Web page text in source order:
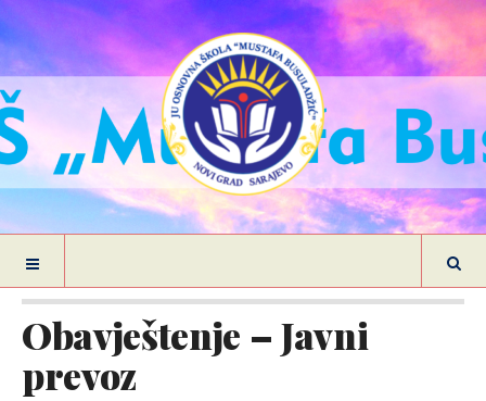
Obavještenje – Javni
prevoz